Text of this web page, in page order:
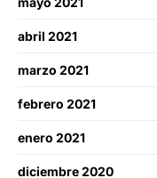
abril 2021
marzo 2021
febrero 2021
enero 2021
diciembre 2020